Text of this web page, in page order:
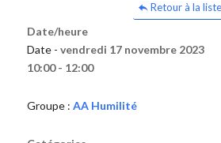
Retour à la
Date/heure
Date - vendredi 17 novembre 2023
10:00 - 12:00
Groupe : AA Humilité